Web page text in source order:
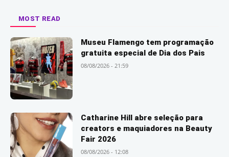
MOST READ
Museu Flamengo tem programação
gratuita especial de Dia dos Pais
08/08/2026 - 21:59
Catharine Hill abre seleção para
creators e maquiadores na Beauty
Fair 2026
08/08/2026 - 12:08